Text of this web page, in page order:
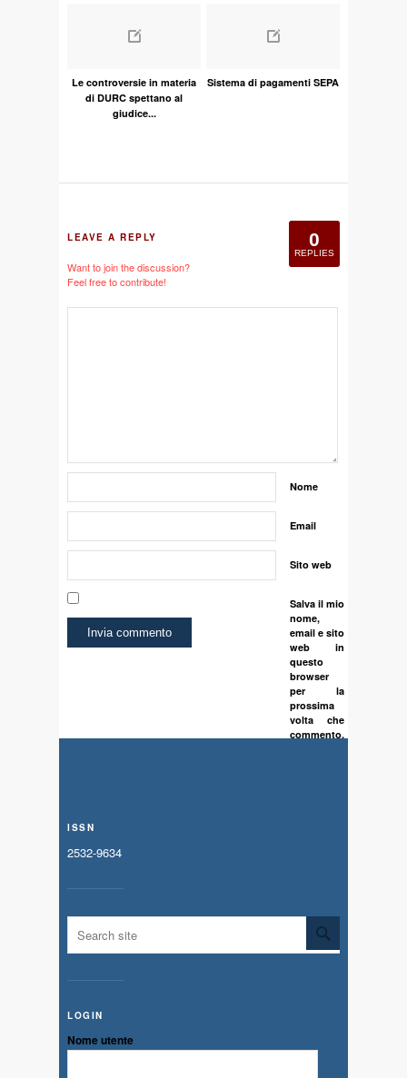
Le controversie in materia
di DURC spettano al
giudice...
Sistema di pagamenti SEPA
0
REPLIES
LEAVE A REPLY
Want to join the discussion?
Feel free to contribute!
Nome
Email
Sito web
Salva il mio
nome,
email e sito
web in
questo
browser
per la
prossima
volta che
commento.
ISSN
2532-9634
LOGIN
Nome utente